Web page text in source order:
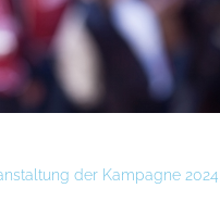
der Kampagne 2024